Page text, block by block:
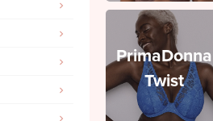
PrimaDonna
Twist